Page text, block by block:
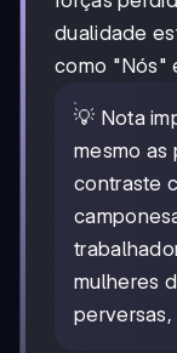
dualidade
como "Nós"
💡 Nota
mesmo as
contraste
mulheres
perversas,